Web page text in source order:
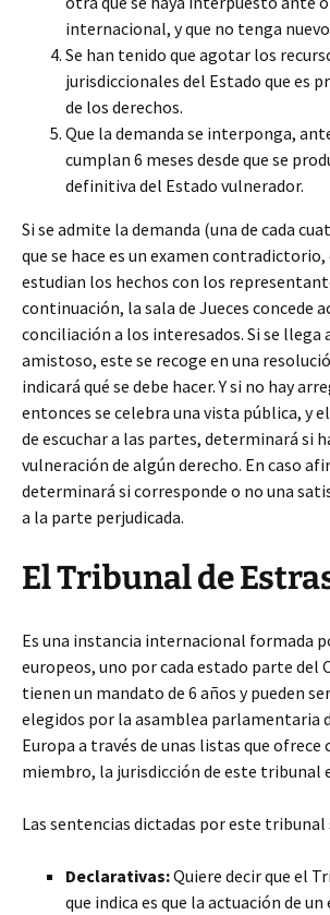
internacional, y que no tenga
Se han tenido que agotar los
jurisdiccionales del Estado que es
de los derechos.
Que la demanda se interponga,
cumplan 6 meses desde que se
definitiva del Estado vulnerador.
Si se admite la demanda (una de cada
que se hace es un examen contradictorio,
estudian los hechos con los
continuación, la sala de Jueces concede
conciliación a los interesados. Si se llega
amistoso, este se recoge en una
indicará qué se debe hacer. Y si no hay
entonces se celebra una vista pública, y
de escuchar a las partes, determinará si
vulneración de algún derecho. En caso
determinará si corresponde o no una
a la parte perjudicada.
El Tribunal de
Es una instancia internacional formada
europeos, uno por cada estado parte del
tienen un mandato de 6 años y pueden
elegidos por la asamblea parlamentaria
Europa a través de unas listas que ofrece
miembro, la jurisdicción de este tribunal
Las sentencias dictadas por este tribunal
Declarativas:Quiere decir que el
que indica es que la actuación de